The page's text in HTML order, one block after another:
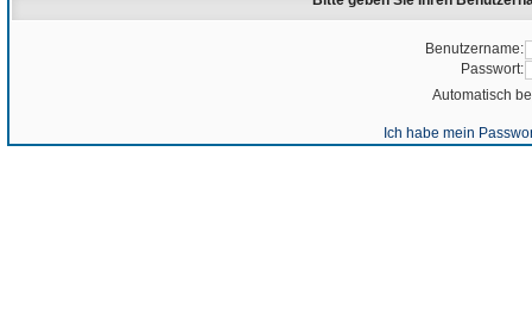
Benutzername:
Passwort:
Automatisch
Ich habe mein